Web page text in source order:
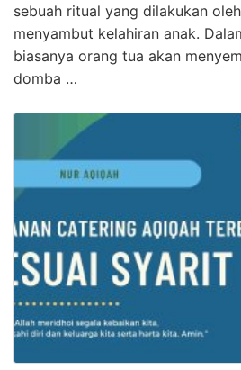
sebuah ritual yang dilakukan
menyambut kelahiran anak.
biasanya orang tua akan
domba …